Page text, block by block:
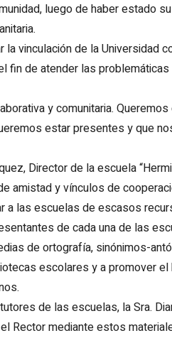
luego de haber estado
vinculación de la Universidad
fin de atender las
y comunitaria.
estar presentes y que
Director de la escuela
amistad y vínculos de
a las escuelas de escasos
de cada una de las
de ortografía, sinónimos-
escolares y a promover el
de las escuelas, la Sra.
Rector mediante estos